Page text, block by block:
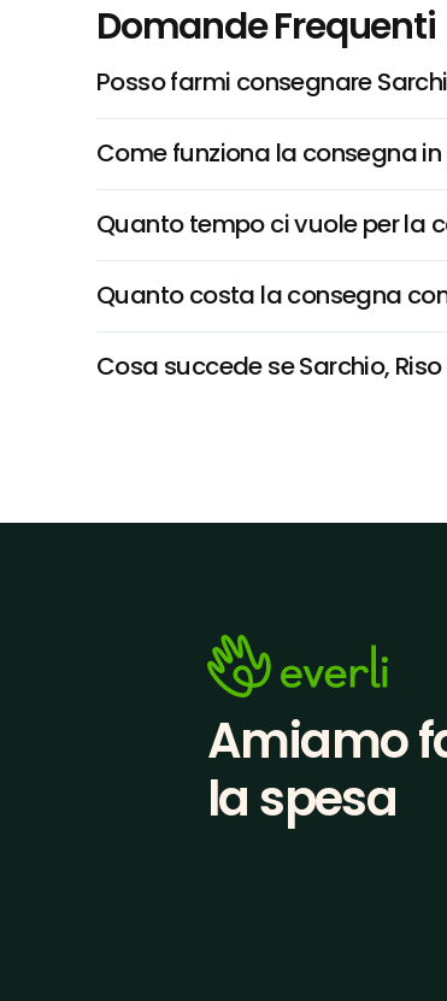
Domande Frequenti
Posso farmi consegnare
Come funziona la consegna
Quanto tempo ci vuole per la
Quanto costa la consegna
Cosa succede se Sarchio,
Amiamo
la spesa